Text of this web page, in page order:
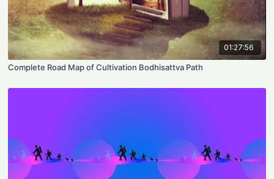
01:27:56
Complete Road Map of Cultivation Bodhisattva Path